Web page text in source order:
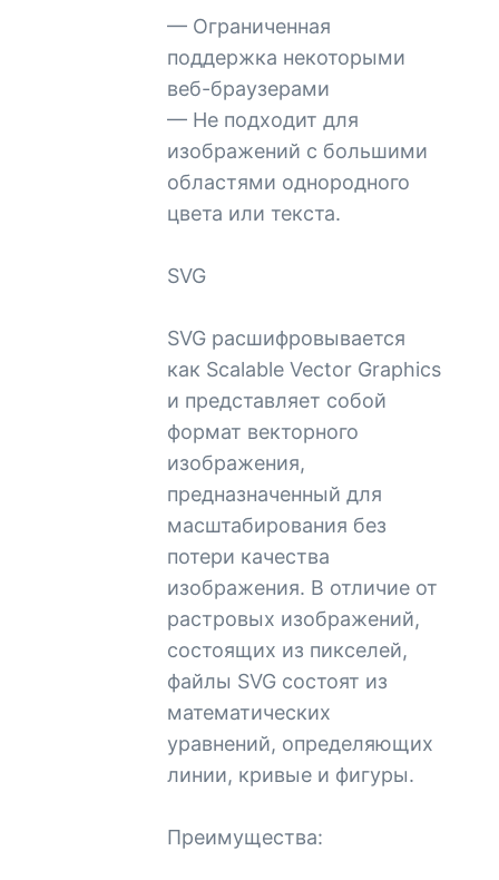
— Ограниченная
поддержка некоторыми
веб-браузерами
— Не подходит для
изображений с большими
областями однородного
цвета или текста.
SVG
SVG расшифровывается
как Scalable Vector Graphics
и представляет собой
формат векторного
изображения,
предназначенный для
масштабирования без
потери качества
изображения. В отличие от
растровых изображений,
состоящих из пикселей,
файлы SVG состоят из
математических
уравнений, определяющих
линии, кривые и фигуры.
Преимущества: